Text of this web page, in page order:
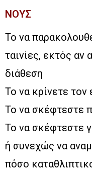
ΝΟΥΣ
Το να
ταινίες, εκτός αν
διάθεση
Το να κρίνετε
Το να σκέφτεστε
Το να σκέφτεστε
ή συνεχώς να
πόσο